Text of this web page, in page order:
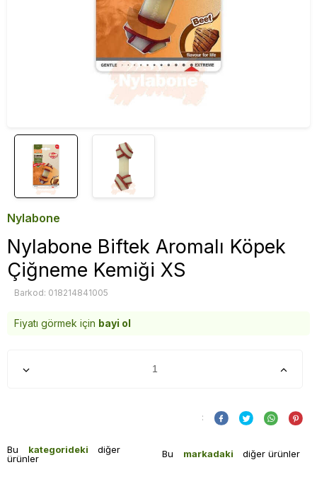
Nylabone
Nylabone Biftek Aromalı Köpek
Çiğneme Kemiği XS
Barkod: 018214841005
Fiyatı görmek için bayi ol
:
Bu kategorideki
diğer
ürünler
Bu markadaki diğer ürünler